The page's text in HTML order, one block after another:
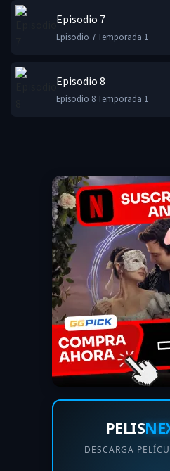
Episodio 7
Episodio 7 Temporada 1
Episodio 8
Episodio 8 Temporada 1
PELIS
DESCARGA